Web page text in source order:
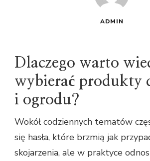
ADMIN
Dlaczego warto
wybierać produkty
i ogrodu?
Wokół codziennych tematów
się hasła, które brzmią jak
skojarzenia, ale w praktyce